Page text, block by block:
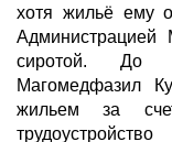
хотя жильё ему
Администрацией
сиротой. До
Магомедфазил
жильем за